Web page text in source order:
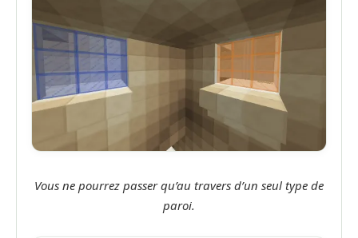
Vous ne pourrez passer qu’au travers d’un seul type de
paroi.